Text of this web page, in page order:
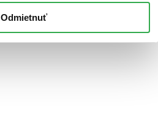
Odmietnuť